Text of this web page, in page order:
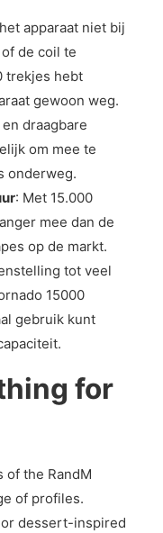
apparaat niet bij
de coil te
trekjes hebt
gewoon weg.
draagbare
om mee te
onderweg.
: Met 15.000
mee dan de
op de markt.
tot veel
15000
gebruik kunt
for
of the RandM
of profiles.
dessert-inspired